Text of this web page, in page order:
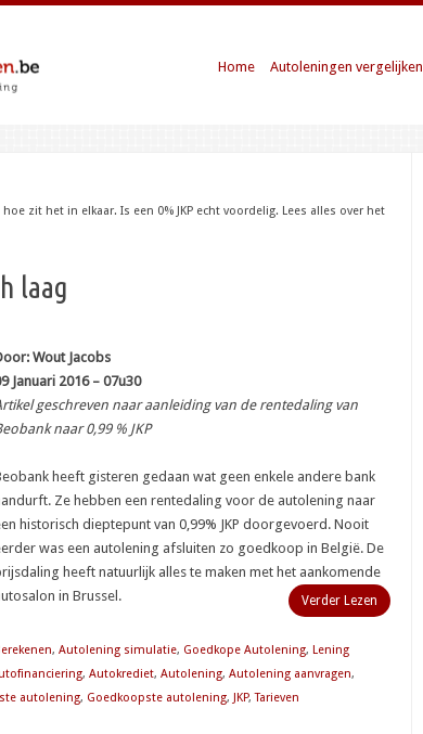
Autoleningen vergelijken
Home
zit het in elkaar. Is een 0% JKP echt voordelig. Lees alles over het
laag
Wout Jacobs
Januari 2016 – 07u30
geschreven naar aanleiding van de rentedaling van
naar 0,99 % JKP
heeft gisteren gedaan wat geen enkele andere bank
Ze hebben een rentedaling voor de autolening naar
historisch dieptepunt van 0,99% JKP doorgevoerd. Nooit
was een autolening afsluiten zo goedkoop in België. De
heeft natuurlijk alles te maken met het aankomende
in Brussel.
Verder Lezen
, Autolening simulatie, Goedkope Autolening, Lening
, Autokrediet, Autolening, Autolening aanvragen,
autolening, Goedkoopste autolening, JKP,Tarieven